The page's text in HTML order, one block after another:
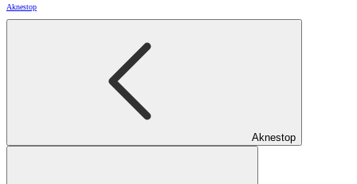
Aknestop
Aknestop